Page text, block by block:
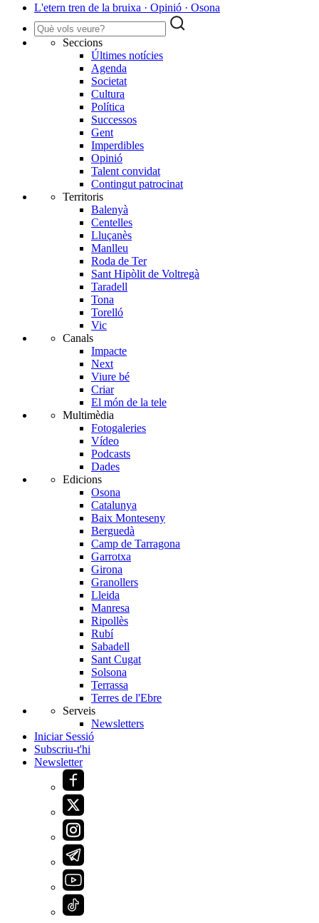
​L'etern tren de la bruixa · Opinió · Osona
Seccions
Últimes notícies
Agenda
Societat
Cultura
Política
Successos
Gent
Imperdibles
Opinió
Talent convidat
Contingut patrocinat
Territoris
Balenyà
Centelles
Lluçanès
Manlleu
Roda de Ter
Sant Hipòlit de Voltregà
Taradell
Tona
Torelló
Vic
Canals
Impacte
Next
Viure bé
Criar
El món de la tele
Multimèdia
Fotogaleries
Vídeo
Podcasts
Dades
Edicions
Osona
Catalunya
Baix Monteseny
Berguedà
Camp de Tarragona
Garrotxa
Girona
Granollers
Lleida
Manresa
Ripollès
Rubí
Sabadell
Sant Cugat
Solsona
Terrassa
Terres de l'Ebre
Serveis
Newsletters
Iniciar Sessió
Subscriu-t'hi
Newsletter